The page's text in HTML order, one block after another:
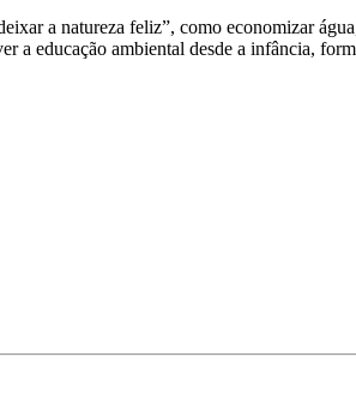
a natureza feliz”, como economizar
a educação ambiental desde a infância,